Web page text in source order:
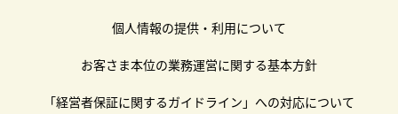
個人情報の提供・利用について
お客さま本位の業務運営に関する基本方針
「経営者保証に関するガイドライン」への対応について